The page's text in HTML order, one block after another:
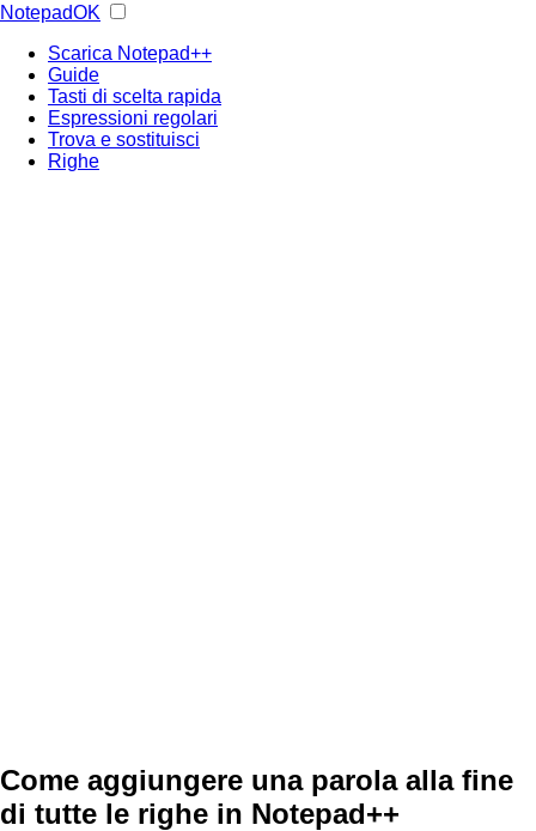
NotepadOK
Scarica Notepad++
Guide
Tasti di scelta rapida
Espressioni regolari
Trova e sostituisci
Righe
Come aggiungere una parola alla fine
di tutte le righe in Notepad++